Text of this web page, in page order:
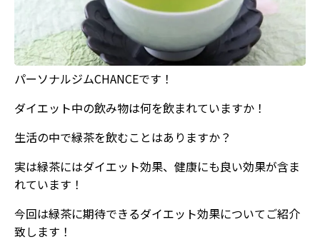
パーソナルジムCHANCEです！
ダイエット中の飲み物は何を飲まれていますか！
生活の中で緑茶を飲むことはありますか？
実は緑茶にはダイエット効果、健康にも良い効果が含ま
れています！
今回は緑茶に期待できるダイエット効果についてご紹介
致します！